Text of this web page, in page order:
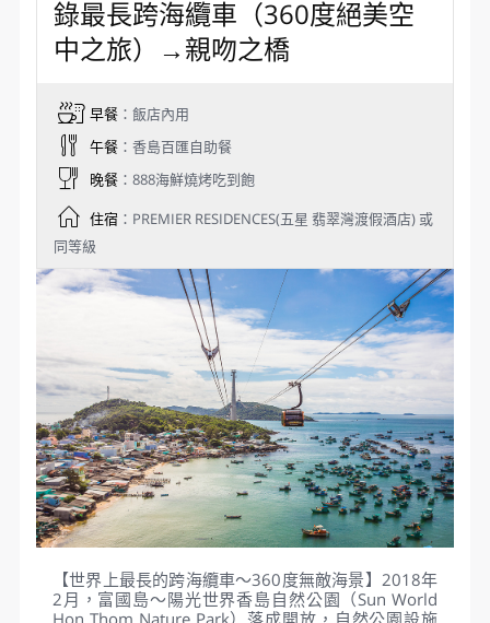
【陽東夜市】島上最出名的夜市，也是當地人吃海鮮
大排檔最好的去處。各種叫不上名字的大魚、大蝦、
貝類、海膽和琳瑯滿目的各種海鮮擺滿了每家攤位，
口水直流。 不吃海鮮怎麼辦？不用擔心的，越南河粉
湯頭濃郁但清爽，越南黃金煎餅可搭配豬肉內餡新鮮
蔬菜包覆沾魚露食用，法國麵包三明治的魅力也不容
忽視，熱帶當季水果攤也一應俱全，清涼越式冰品甜
點以及現場製作的炒冰等萬分消暑。除了美食也可逛
逛這裡的工藝品攤位和南北雜貨的日常用品，一窺當
地流行的生活STYLE。
※陽東夜市當地盛產海鮮，請貴賓評估身體狀況酌量
食用，避免造成腸胃不適。
Day 4
南島快艇出海巡遊，（包船跳島
浮潛、珊瑚美景靜收眼底）
→SUN WORLD太陽世界自然公
園→AQUATOPIA水樂園→世界紀
錄最長跨海纜車（360度絕美空
中之旅）→親吻之橋